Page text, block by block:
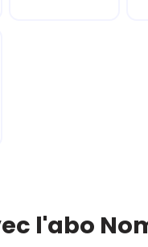
l'abo